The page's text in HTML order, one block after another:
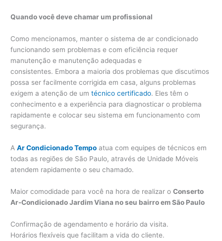
Quando você deve chamar um profissional
Como mencionamos, manter o sistema de ar condicionado
funcionando sem problemas e com eficiência requer
manutenção e manutenção adequadas e
consistentes. Embora a maioria dos problemas que discutimos
possa ser facilmente corrigida em casa, alguns problemas
exigem a atenção de umtécnico certificado. Eles têm o
conhecimento e a experiência para diagnosticar o problema
rapidamente e colocar seu sistema em funcionamento com
segurança.
AAr Condicionado Tempo atua com equipes de técnicos em
todas as regiões de São Paulo, através de Unidade Móveis
atendem rapidamente o seu chamado.
Maior comodidade para você na hora de realizar oConserto
Ar-Condicionado Jardim Viana no seu bairro em São Paulo
Confirmação de agendamento e horário da visita.
Horários flexíveis que facilitam a vida do cliente.